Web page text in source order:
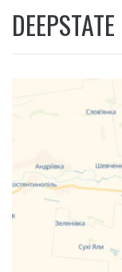
DEEPSTATE